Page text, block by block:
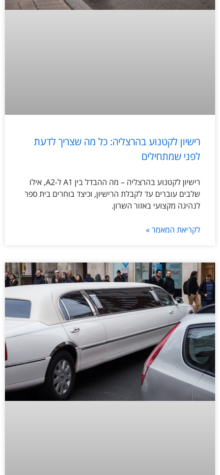
רישיון לקטנוע בהרצליה: כל מה שצריך לדעת
לפני שמתחילים
רישיון לקטנוע בהרצליה – מה ההבדל בין A1 ל-A2, אילו
שלבים עוברים עד לקבלת הרישיון, וכיצד בוחרים בית ספר
לנהיגה מקצועי באזור השרון.
לקריאת המאמר »